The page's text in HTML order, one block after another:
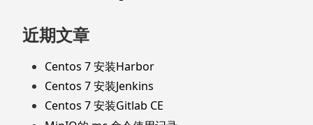
近期文章
Centos 7 安装Harbor
Centos 7 安装Jenkins
Centos 7 安装Gitlab CE